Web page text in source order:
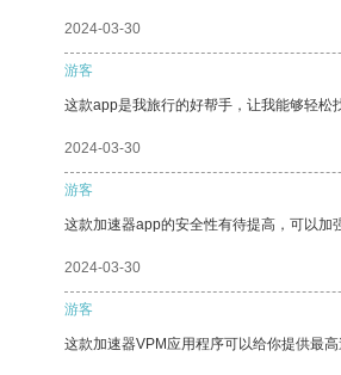
2024-03-30
游客
这款app是我旅行的好帮手，让我能够轻松
2024-03-30
游客
这款加速器app的安全性有待提高，可以加
2024-03-30
游客
这款加速器VPM应用程序可以给你提供最